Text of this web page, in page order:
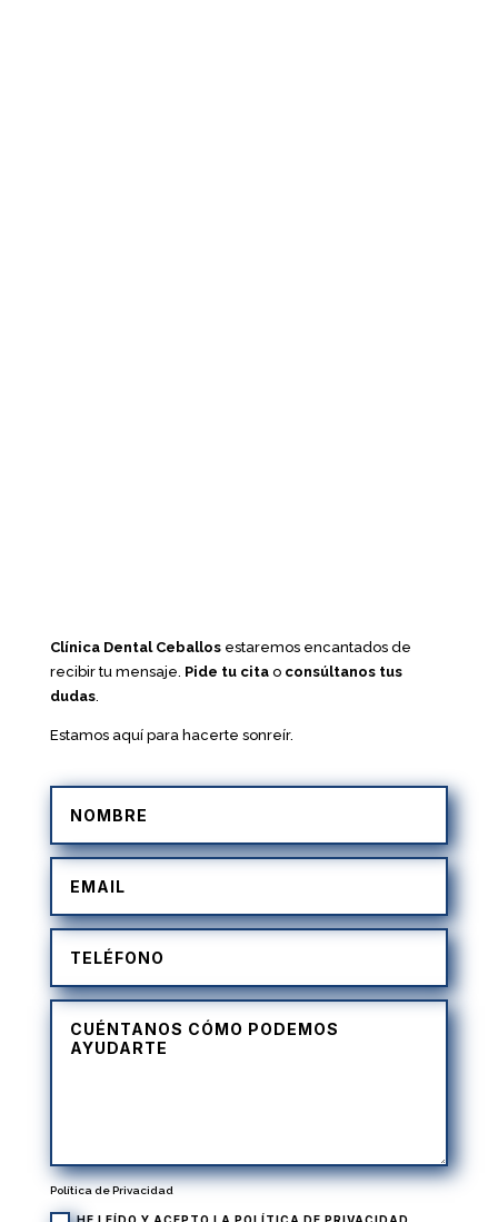
Clínica Dental Ceballosestaremos encantados de
recibir tu mensaje. Pide tu citao consúltanos tus
dudas.
Estamos aquí para hacerte sonreír.
Política de Privacidad